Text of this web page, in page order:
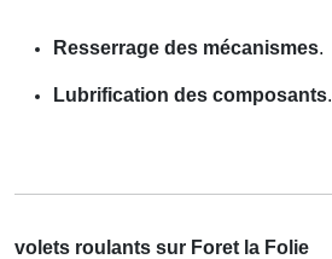
Resserrage des mécanismes.
Lubrification des composants.
volets roulants sur Foret la Folie